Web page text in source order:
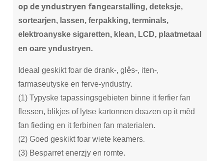
opde yndustryen fangearstalling, deteksje,
sortearjen, lassen, ferpakking, terminals,
elektroanyske sigaretten, klean, LCD, plaatmetaal
en oare yndustryen.
Ideaal geskikt foar de drank-, glês-, iten-,
farmaseutyske en ferve-yndustry.
(1) Typyske tapassingsgebieten binne it ferfier fan
flessen, blikjes of lytse kartonnen doazen op it mêd
fan fieding en it ferbinen fan materialen.
(2) Goed geskikt foar wiete keamers.
(3) Besparret enerzjy en romte.